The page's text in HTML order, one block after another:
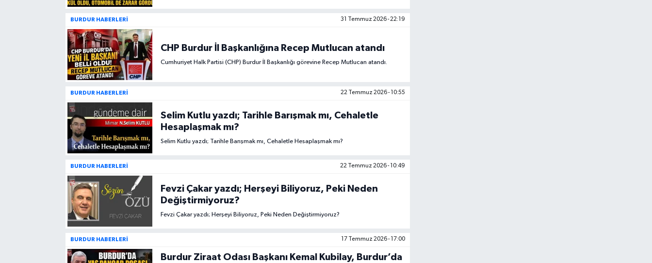
BURDUR HABERLERİ 31 Temmuz 2026 - 22:19
CHP Burdur İl Başkanlığına Recep Mutlucan atandı
Cumhuriyet Halk Partisi (CHP) Burdur İl Başkanlığı görevine Recep Mutlucan atandı.
BURDUR HABERLERİ 22 Temmuz 2026 - 10:55
Selim Kutlu yazdı; Tarihle Barışmak mı, Cehaletle
Hesaplaşmak mı?
Selim Kutlu yazdı; Tarihle Barışmak mı, Cehaletle Hesaplaşmak mı?
BURDUR HABERLERİ 22 Temmuz 2026 - 10:49
Fevzi Çakar yazdı; Herşeyi Biliyoruz, Peki Neden
Değiştirmiyoruz?
Fevzi Çakar yazdı; Herşeyi Biliyoruz, Peki Neden Değiştirmiyoruz?
BURDUR HABERLERİ 17 Temmuz 2026 - 17:00
Burdur Ziraat Odası Başkanı Kemal Kubilay, Burdur’da